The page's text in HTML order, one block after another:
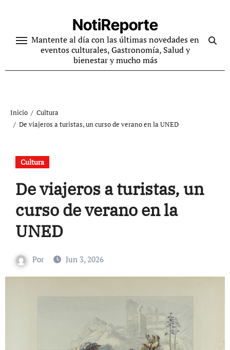
contenido
NotiReporte
Mantente al día con las últimas novedades en
eventos culturales, Gastronomía, Salud y
bienestar y mucho más
Inicio
Cultura
De viajeros a turistas, un curso de verano en la UNED
Cultura
De viajeros a turistas, un
curso de verano en la
UNED
Por Jun 3, 2026